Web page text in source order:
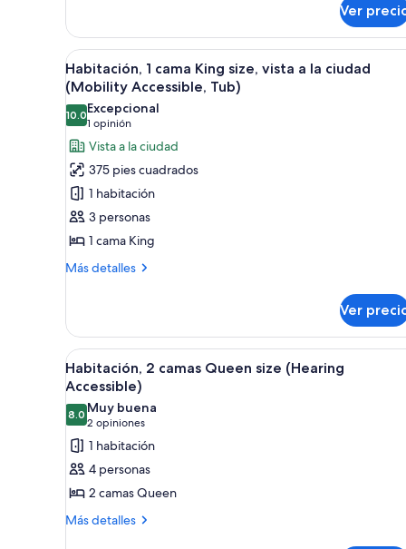
Queen
size
Ver
Abrir
todas
las
fotos
de
Habitación,
cama
King
size,
vista
ciudad
(Mobility
Accessible,
Tub)
Habitación de hotel con una
4
Habitación, 1 cama King size, vista a la ciudad
(Mobility Accessible, Tub)
10.010.0 de 10
Excepcional
1 opinión
(1
opinión)
Vista a la ciudad
375 pies cuadrados
1 habitación
3 personas
1 cama King
Más detalles
Más
1
cama
King
size,
a
la
ciudad
(Mobility
Accessible,
Tub)
Ver
Abrir
todas
las
fotos
de
Habitación,
2
camas
Queen
Habitación de hotel con dos
10
Habitación, 2 camas Queen size (Hearing
Accessible)
8.08.0 de 10
Muy buena
2 opiniones
(2
opiniones)
1 habitación
4 personas
2 camas Queen
Más detalles
Más